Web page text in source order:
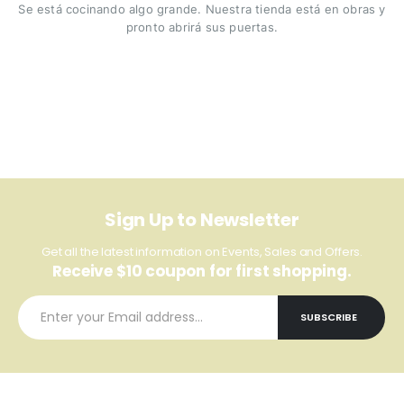
Se está cocinando algo grande. Nuestra tienda está en obras y
pronto abrirá sus puertas.
Sign Up to Newsletter
Get all the latest information on Events, Sales and Offers.
Receive $10 coupon for first shopping.